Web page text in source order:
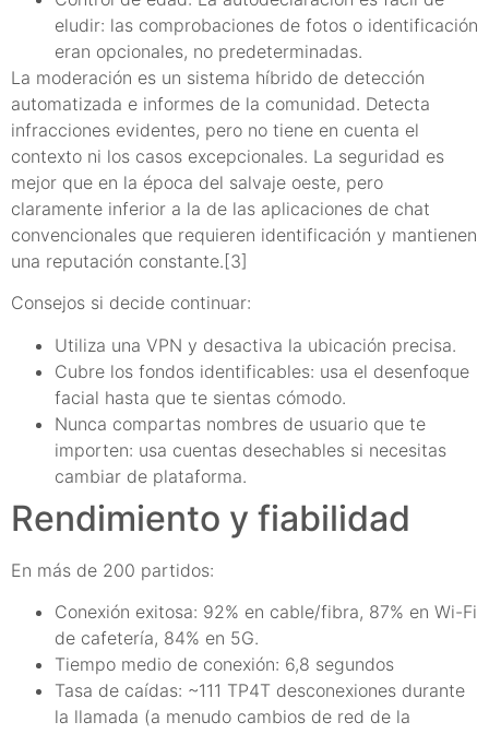
eludir: las comprobaciones de fotos o identificación
eran opcionales, no predeterminadas.
La moderación es un sistema híbrido de detección
automatizada e informes de la comunidad. Detecta
infracciones evidentes, pero no tiene en cuenta el
contexto ni los casos excepcionales. La seguridad es
mejor que en la época del salvaje oeste, pero
claramente inferior a la de las aplicaciones de chat
convencionales que requieren identificación y mantienen
una reputación constante.[3]
Consejos si decide continuar:
Utiliza una VPN y desactiva la ubicación precisa.
Cubre los fondos identificables: usa el desenfoque
facial hasta que te sientas cómodo.
Nunca compartas nombres de usuario que te
importen: usa cuentas desechables si necesitas
cambiar de plataforma.
Rendimiento y fiabilidad
En más de 200 partidos:
Conexión exitosa: 92% en cable/fibra, 87% en Wi-Fi
de cafetería, 84% en 5G.
Tiempo medio de conexión: 6,8 segundos
Tasa de caídas: ~111 TP4T desconexiones durante
la llamada (a menudo cambios de red de la